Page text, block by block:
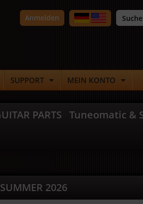
Anmelden
SUPPORT MEIN KONTO
PARTS Tuneomatic &
2026